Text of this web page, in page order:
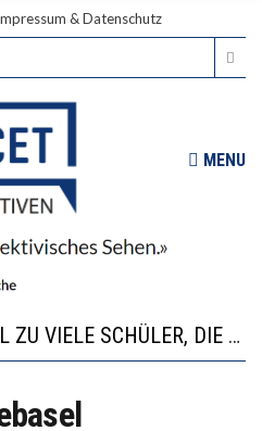
& Datenschutz
MENU
“VIEL ZU VIELE SCHÜLER, DIE GEMESSEN AN IHREN FÄHIGKEITEN GAR NICHT ANS GYMNASIUM GEHÖREN”
DIE GANZE HILFLOSIGKEIT DES BILDUNGSBÜRGERTUMS